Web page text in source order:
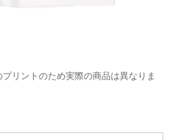
リントのため実際の商品は異なりま